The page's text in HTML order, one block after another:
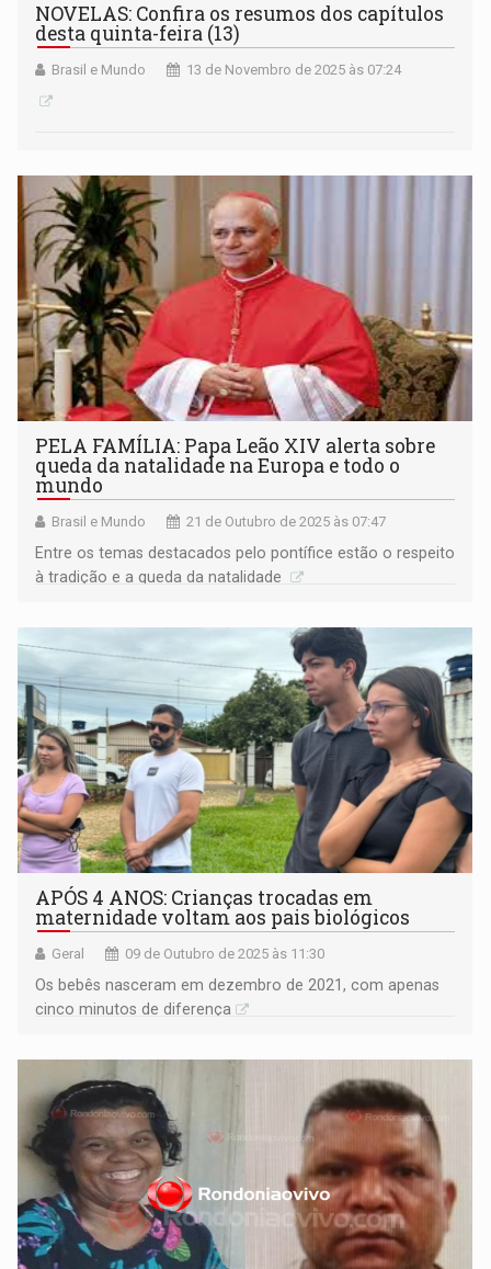
NOVELAS: Confira os resumos dos capítulos
desta quinta-feira (13)
Brasil e Mundo 13 de Novembro de 2025 às 07:24
PELA FAMÍLIA: Papa Leão XIV alerta sobre
queda da natalidade na Europa e todo o
mundo
Brasil e Mundo 21 de Outubro de 2025 às 07:47
Entre os temas destacados pelo pontífice estão o respeito
à tradição e a queda da natalidade
APÓS 4 ANOS: Crianças trocadas em
maternidade voltam aos pais biológicos
Geral 09 de Outubro de 2025 às 11:30
Os bebês nasceram em dezembro de 2021, com apenas
cinco minutos de diferença